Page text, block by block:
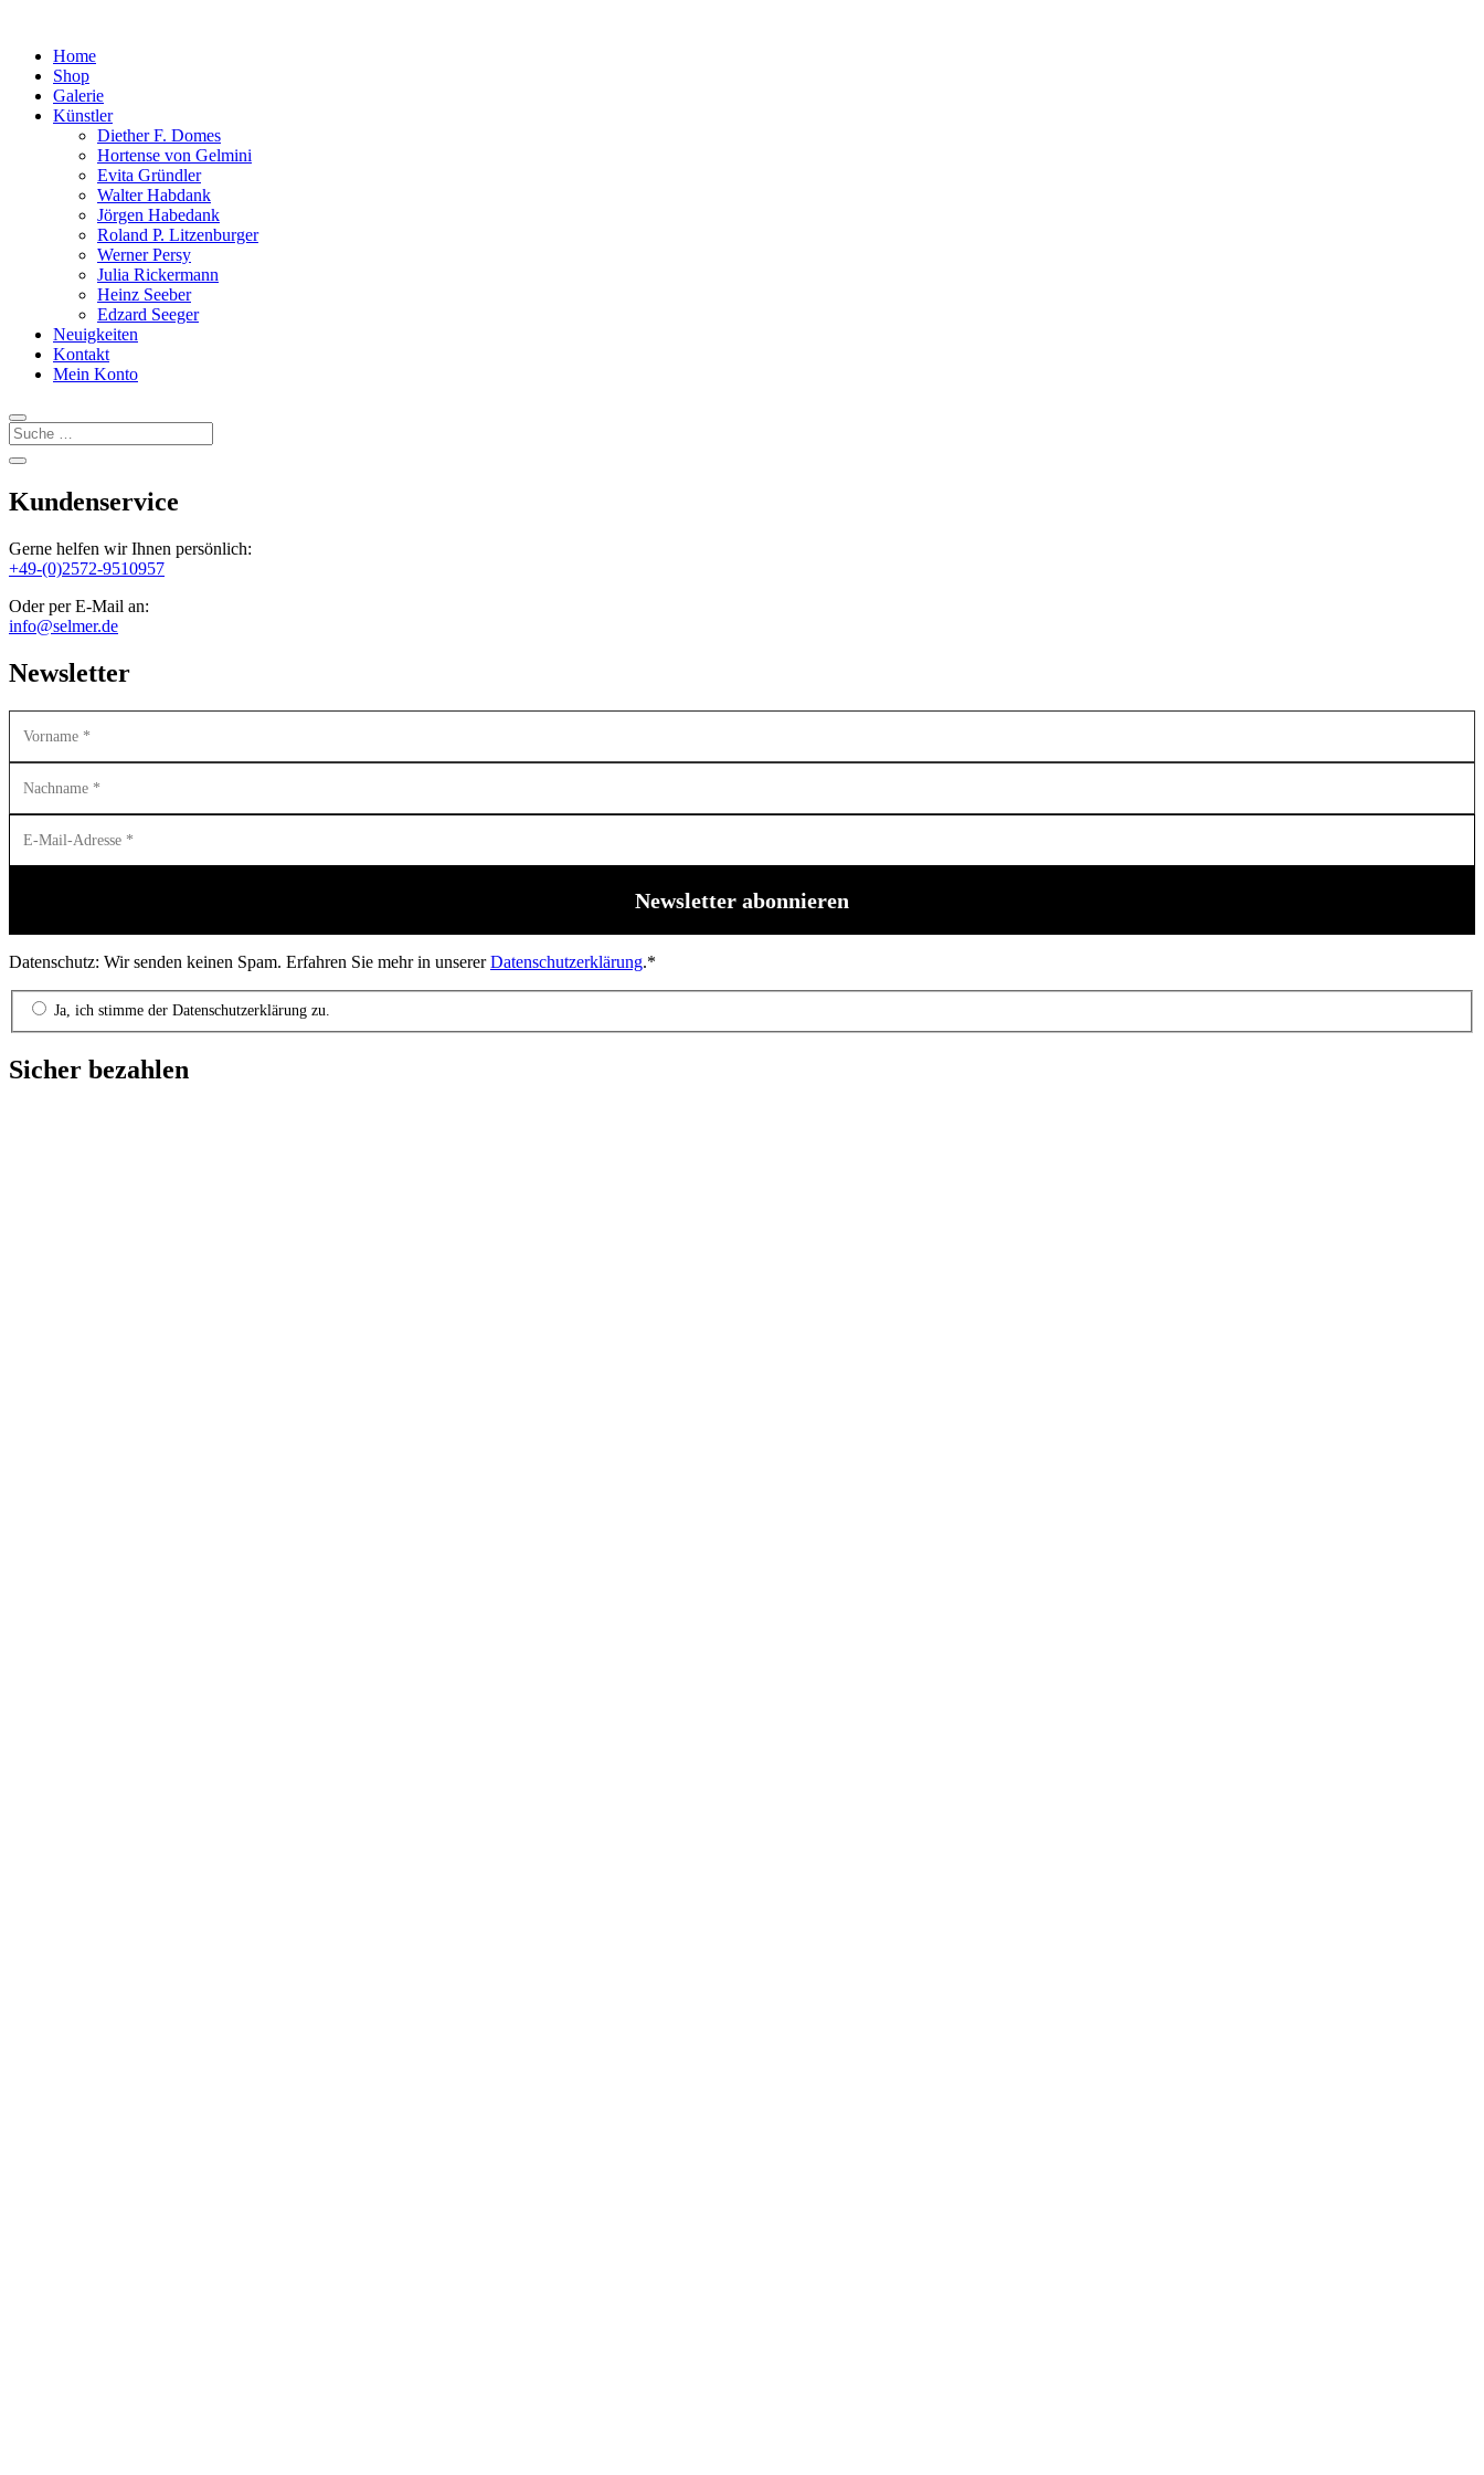
Home
Shop
Galerie
Künstler
Diether F. Domes
Hortense von Gelmini
Evita Gründler
Walter Habdank
Jörgen Habedank
Roland P. Litzenburger
Werner Persy
Julia Rickermann
Heinz Seeber
Edzard Seeger
Neuigkeiten
Kontakt
Mein Konto
Kundenservice
Gerne helfen wir Ihnen persönlich:
+49-(0)2572-9510957
Oder per E-Mail an:
info@selmer.de
Newsletter
Datenschutz: Wir senden keinen Spam. Erfahren Sie mehr in unsererDatenschutzerklärung.*
Ja, ich stimme der Datenschutzerklärung zu.
Sicher bezahlen